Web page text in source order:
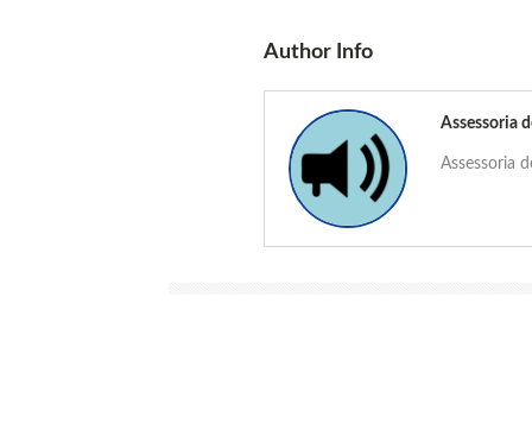
Author Info
Assessoria
Assessoria